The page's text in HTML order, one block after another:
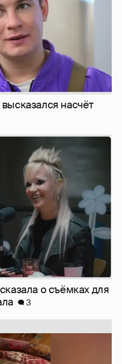
насчёт
о съёмках для
3